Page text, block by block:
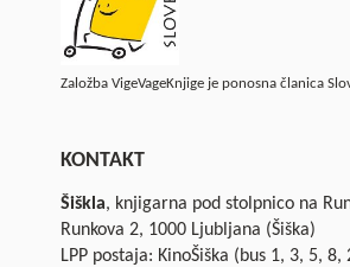
Založba VigeVageKnjige je ponosna članica
KONTAKT
Šiškla, knjigarna pod stolpnico na
Runkova 2, 1000 Ljubljana (Šiška)
LPP postaja: KinoŠiška (bus 1, 3, 5, 8,